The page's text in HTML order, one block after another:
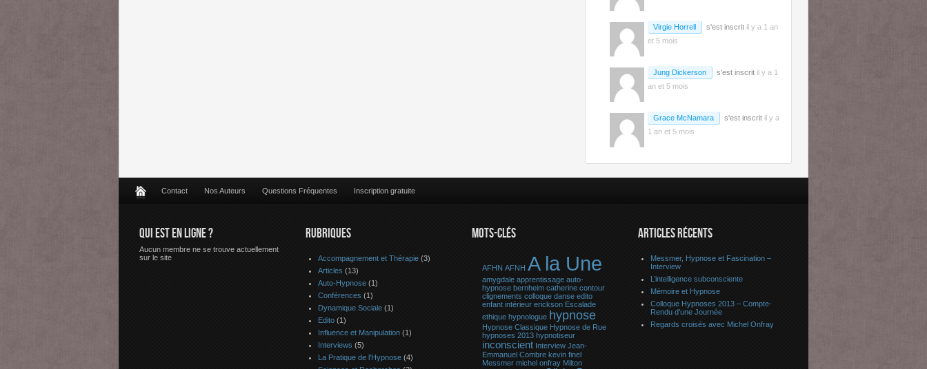
Virgie Horrell s'est inscrit il y a 1 an
et 5 mois
Jung Dickerson s'est inscrit il y a 1
an et 5 mois
Grace McNamara s'est inscrit il y a
1 an et 5 mois
Contact Nos Auteurs Questions Fréquentes Inscription gratuite
QUI EST EN LIGNE ?
Aucun membre ne se trouve actuellement
sur le site
RUBRIQUES
Accompagnement et Thérapie (3)
Articles (13)
Auto-Hypnose (1)
Conférences (1)
Dynamique Sociale (1)
Edito (1)
Influence et Manipulation (1)
Interviews (5)
La Pratique de l'Hypnose (4)
MOTS-CLÉS
AFHN AFNH A la Une
amygdale apprentissage auto-
hypnose bernheim catherine contour
clignements colloque danse edito
enfant intérieur erickson Escalade
ethique hypnologue hypnose
Hypnose Classique Hypnose de Rue
hypnoses 2013 hypnotiseur
inconscient Interview Jean-
Emmanuel Combre kevin finel
Messmer michel onfray Milton
ARTICLES RÉCENTS
Messmer, Hypnose et Fascination –
Interview
L’intelligence subconsciente
Mémoire et Hypnose
Colloque Hypnoses 2013 – Compte-
Rendu d’une Journée
Regards croisés avec Michel Onfray